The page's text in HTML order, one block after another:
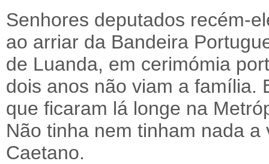
Senhores deputados recém-
ao arriar da Bandeira
de Luanda, em cerimómia
dois anos não viam a família.
que ficaram lá longe na
Não tinha nem tinham nada
Caetano.